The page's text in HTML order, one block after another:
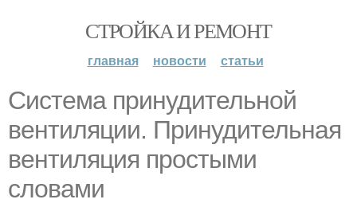
СТРОЙКА И РЕМОНТ
главная новости статьи
Система принудительной
вентиляции. Принудительная
вентиляция простыми
словами